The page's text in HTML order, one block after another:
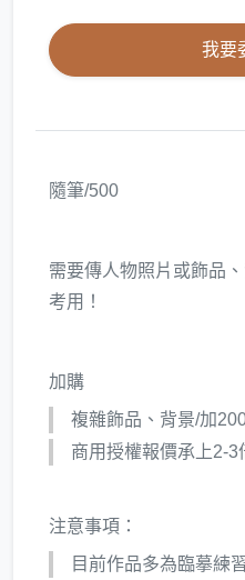
我要
隨筆/500
需要傳人物照片或飾品
考用！
加購
複雜飾品、背景/加
商用授權報價承上2-3
注意事項：
目前作品多為臨摹練